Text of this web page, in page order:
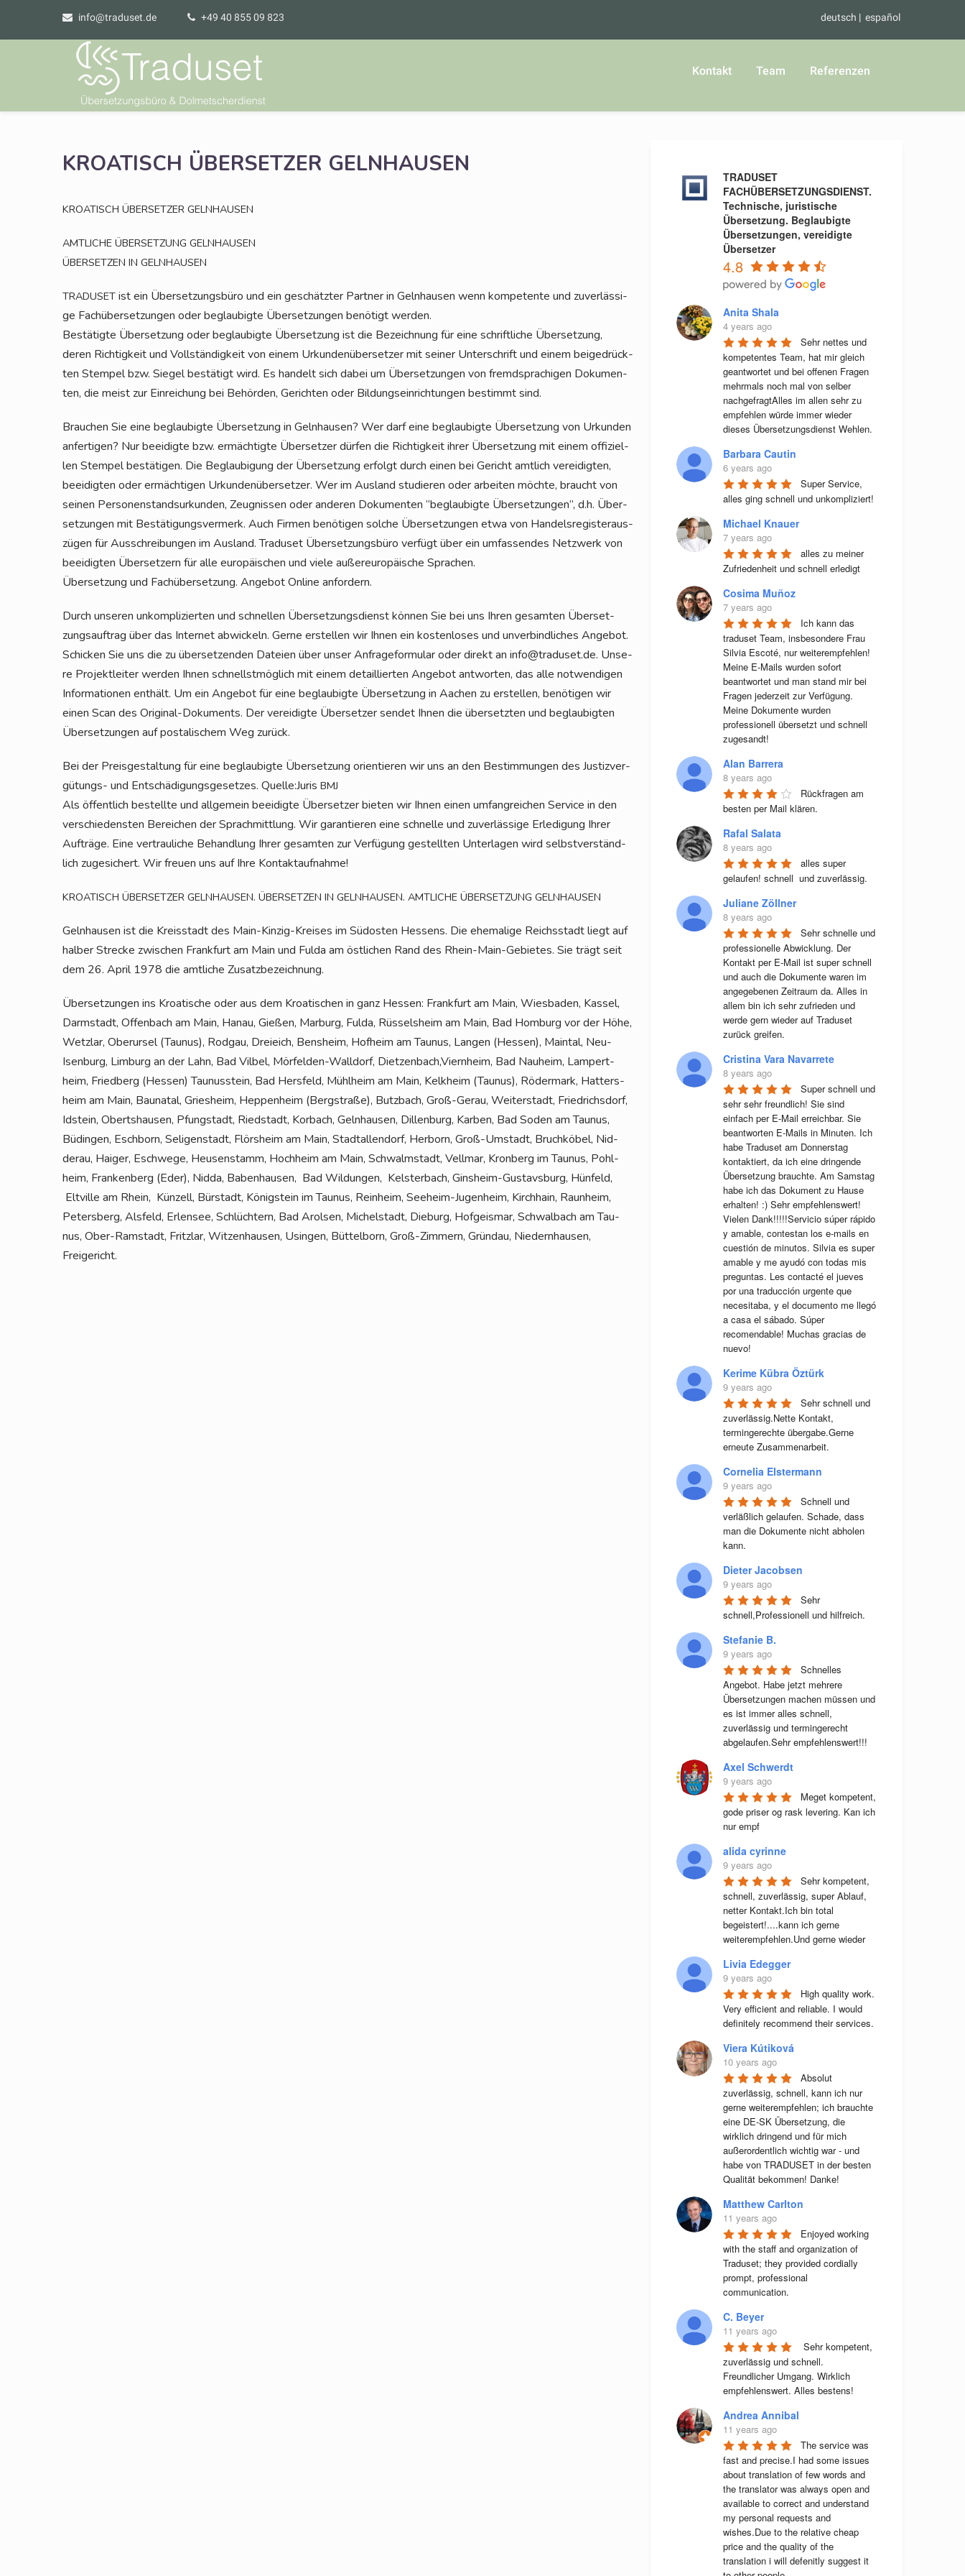
info@traduset.de +49 40 855 09 823 deutsch español
Kontakt Team Referenzen
KROATISCH ÜBERSETZER GELNHAUSEN
KROATISCH ÜBERSETZER GELNHAUSEN
AMTLICHE ÜBERSETZUNG GELNHAUSEN
ÜBERSETZEN IN GELNHAUSEN
TRADUSET ist ein Über­set­zungs­bü­ro und ein geschätz­ter Part­ner in Geln­hau­sen wenn kom­pe­ten­te und zuver­läs­si­
ge Fach­über­set­zun­gen oder beglau­big­te Über­set­zun­gen benö­tigt werden.
Bestä­tig­te Über­set­zung oder beglau­big­te Über­set­zung ist die Bezeich­nung für eine schrift­li­che Über­set­zung,
deren Rich­tig­keit und Voll­stän­dig­keit von einem Urkun­den­über­set­zer mit sei­ner Unter­schrift und einem bei­gedrück­
ten Stem­pel bzw. Sie­gel bestä­tigt wird. Es han­delt sich dabei um Über­set­zun­gen von fremd­spra­chi­gen Doku­men­
ten, die meist zur Ein­rei­chung bei Behör­den, Gerich­ten oder Bil­dungs­ein­rich­tun­gen bestimmt sind.
Brau­chen Sie eine beglau­big­te Über­set­zung in Geln­hau­sen? Wer darf eine beglau­big­te Über­set­zung von Urkun­den
anfer­ti­gen? Nur beei­dig­te bzw. ermäch­tig­te Über­set­zer dür­fen die Rich­tig­keit ihrer Über­set­zung mit einem offi­zi­el­
len Stem­pel bestä­ti­gen. Die Beglau­bi­gung der Über­set­zung erfolgt durch einen bei Gericht amt­lich ver­ei­dig­ten,
beei­dig­ten oder ermäch­ti­gen Urkun­den­über­set­zer. Wer im Aus­land stu­die­ren oder arbei­ten möch­te, braucht von
sei­nen Per­so­nen­stand­sur­kun­den, Zeug­nis­sen oder ande­ren Doku­men­ten “beglau­big­te Über­set­zun­gen”, d.h. Über­
set­zun­gen mit Bestä­ti­gungs­ver­merk. Auch Fir­men benö­ti­gen sol­che Über­set­zun­gen etwa von Han­dels­re­gis­ter­aus­
zü­gen für Aus­schrei­bun­gen im Aus­land. Tra­du­set Über­set­zungs­bü­ro ver­fügt über ein umfas­sen­des Netz­werk von
beei­dig­ten Über­set­zern für alle euro­päi­schen und vie­le außer­eu­ro­päi­sche Sprachen.
Über­set­zung und Fach­über­set­zung. Ange­bot Online anfordern.
Durch unse­ren unkom­pli­zier­ten und schnel­len Über­set­zungs­dienst kön­nen Sie bei uns Ihren gesam­ten Über­set­
zungs­auf­trag über das Inter­net abwi­ckeln. Ger­ne erstel­len wir Ihnen ein kos­ten­lo­ses und unver­bind­li­ches Ange­bot.
Schi­cken Sie uns die zu über­set­zen­den Datei­en über unser Anfra­ge­for­mu­lar oder direkt an info@traduset.de. Unse­
re Pro­jekt­lei­ter wer­den Ihnen schnellst­mög­lich mit einem detail­lier­ten Ange­bot ant­wor­ten, das alle not­wen­di­gen
Infor­ma­tio­nen ent­hält. Um ein Ange­bot für eine beglau­big­te Über­set­zung in Aachen zu erstel­len, benö­ti­gen wir
einen Scan des Ori­gi­nal-Doku­ments. Der ver­ei­dig­te Über­set­zer sen­det Ihnen die über­setz­ten und beglau­big­ten
Über­set­zun­gen auf pos­ta­li­schem Weg zurück.
Bei der Preis­ge­stal­tung für eine beglau­big­te Über­set­zung ori­en­tie­ren wir uns an den Bestim­mun­gen des Jus­tiz­ver­
gü­tungs- und Ent­schä­di­gungs­ge­set­zes. Quelle:Juris BMJ
Als öffent­lich bestell­te und all­ge­mein beei­dig­te Über­set­zer bie­ten wir Ihnen einen umfang­rei­chen Ser­vice in den
ver­schie­dens­ten Berei­chen der Sprach­mitt­lung. Wir garan­tie­ren eine schnel­le und zuver­läs­si­ge Erle­di­gung Ihrer
Auf­trä­ge. Eine ver­trau­li­che Behand­lung Ihrer gesam­ten zur Ver­fü­gung gestell­ten Unter­la­gen wird selbst­ver­ständ­
lich zuge­si­chert. Wir freu­en uns auf Ihre Kontaktaufnahme!
KROATISCH ÜBERSETZER GELNHAUSEN. ÜBERSETZEN IN GELNHAUSEN. AMTLICHE ÜBERSETZUNG GELNHAUSEN
Geln­hau­sen ist die Kreis­stadt des Main-Kin­zig-Krei­ses im Süd­os­ten Hes­sens. Die ehe­ma­li­ge Reichs­stadt liegt auf
hal­ber Stre­cke zwi­schen Frank­furt am Main und Ful­da am öst­li­chen Rand des Rhein-Main-Gebie­tes. Sie trägt seit
dem 26. April 1978 die amt­li­che Zusatzbezeichnung.
Über­set­zun­gen ins Kroa­ti­sche oder aus dem Kroa­ti­schen in ganz Hes­sen: Frank­furt am Main, Wies­ba­den, Kas­sel,
Darm­stadt, Offen­bach am Main, Hanau, Gie­ßen, Mar­burg, Ful­da, Rüs­sels­heim am Main, Bad Hom­burg vor der Höhe,
Wetz­lar, Ober­ur­sel (Tau­nus), Rod­gau, Drei­eich, Bens­heim, Hof­heim am Tau­nus, Lan­gen (Hes­sen), Main­tal, Neu-
Isen­burg, Lim­burg an der Lahn, Bad Vil­bel, Mör­fel­den-Wall­dorf, Dietzenbach,Viernheim, Bad Nau­heim, Lam­pert­
heim, Fried­berg (Hes­sen) Tau­nus­stein, Bad Hers­feld, Mühl­heim am Main, Kelk­heim (Tau­nus), Röder­mark, Hat­ters­
heim am Main, Bau­na­tal, Gries­heim, Hep­pen­heim (Berg­stra­ße), Butz­bach, Groß-Gerau, Wei­ter­stadt, Fried­richs­dorf,
Idstein, Oberts­hau­sen, Pfung­stadt, Ried­stadt, Kor­bach, Geln­hau­sen, Dil­len­burg, Kar­ben, Bad Soden am Tau­nus,
Büdin­gen, Esch­born, Seli­gen­stadt, Flörs­heim am Main, Stadt­al­len­dorf, Her­born, Groß-Umstadt, Bruch­kö­bel, Nid­
der­au, Hai­ger, Esch­we­ge, Heu­sen­stamm, Hoch­heim am Main, Schwalm­stadt, Vell­mar, Kron­berg im Tau­nus, Pohl­
heim, Fran­ken­berg (Eder), Nid­da, Baben­hau­sen, Bad Wil­dun­gen, Kels­ter­bach, Gins­heim-Gus­tavs­burg, Hün­feld,
Elt­ville am Rhein, Kün­zell, Bür­stadt, König­stein im Tau­nus, Rein­heim, See­heim-Jugenheim, Kirch­hain, Raun­heim,
Peters­berg, Als­feld, Erlen­see, Schlüch­tern, Bad Arol­sen, Michel­stadt, Die­burg, Hof­geis­mar, Schwal­bach am Tau­
nus, Ober-Ram­stadt, Fritz­lar, Wit­zen­hau­sen, Usin­gen, Büt­tel­born, Groß-Zim­mern, Gründau, Nie­dern­hau­sen,
Freigericht.
TRADUSET
FACHÜBERSETZUNGSDIENST.
Technische, juristische
Übersetzung. Beglaubigte
Übersetzungen, vereidigte
Übersetzer
4.8
Anita Shala
4 years ago
Sehr nettes und
kompetentes Team, hat mir gleich
geantwortet und bei offenen Fragen
mehrmals noch mal von selber
nachgefragtAlles im allen sehr zu
empfehlen würde immer wieder
dieses Übersetzungsdienst Wehlen.
Barbara Cautin
6 years ago
Super Service,
alles ging schnell und unkompliziert!
Michael Knauer
7 years ago
alles zu meiner
Zufriedenheit und schnell erledigt
Cosima Muñoz
7 years ago
Ich kann das
traduset Team, insbesondere Frau
Silvia Escoté, nur weiterempfehlen!
Meine E-Mails wurden sofort
beantwortet und man stand mir bei
Fragen jederzeit zur Verfügung.
Meine Dokumente wurden
professionell übersetzt und schnell
zugesandt!
Alan Barrera
8 years ago
Rückfragen am
besten per Mail klären.
Rafal Salata
8 years ago
alles super
gelaufen! schnell  und zuverlässig.
Juliane Zöllner
8 years ago
Sehr schnelle und
professionelle Abwicklung. Der
Kontakt per E-Mail ist super schnell
und auch die Dokumente waren im
angegebenen Zeitraum da. Alles in
allem bin ich sehr zufrieden und
werde gern wieder auf Traduset
zurück greifen.
Cristina Vara Navarrete
8 years ago
Super schnell und
sehr sehr freundlich! Sie sind
einfach per E-Mail erreichbar. Sie
beantworten E-Mails in Minuten. Ich
habe Traduset am Donnerstag
kontaktiert, da ich eine dringende
Übersetzung brauchte. Am Samstag
habe ich das Dokument zu Hause
erhalten! :) Sehr empfehlenswert!
Vielen Dank!!!!!Servicio súper rápido
y amable, contestan los e-mails en
cuestión de minutos. Silvia es super
amable y me ayudó con todas mis
preguntas. Les contacté el jueves
por una traducción urgente que
necesitaba, y el documento me llegó
a casa el sábado. Súper
recomendable! Muchas gracias de
nuevo!
Kerime Kübra Öztürk
9 years ago
Sehr schnell und
zuverlässig.Nette Kontakt,
termingerechte übergabe.Gerne
erneute Zusammenarbeit.
Cornelia Elstermann
9 years ago
Schnell und
verläßlich gelaufen. Schade, dass
man die Dokumente nicht abholen
kann.
Dieter Jacobsen
9 years ago
Sehr
schnell,Professionell und hilfreich.
Stefanie B.
9 years ago
Schnelles
Angebot. Habe jetzt mehrere
Übersetzungen machen müssen und
es ist immer alles schnell,
zuverlässig und termingerecht
abgelaufen.Sehr empfehlenswert!!!
Axel Schwerdt
9 years ago
Meget kompetent,
gode priser og rask levering. Kan ich
nur empf
alida cyrinne
9 years ago
Sehr kompetent,
schnell, zuverlässig, super Ablauf,
netter Kontakt.Ich bin total
begeistert!....kann ich gerne
weiterempfehlen.Und gerne wieder
Livia Edegger
9 years ago
High quality work.
Very efficient and reliable. I would
definitely recommend their services.
Viera Kútiková
10 years ago
Absolut
zuverlässig, schnell, kann ich nur
gerne weiterempfehlen; ich brauchte
eine DE-SK Übersetzung, die
wirklich dringend und für mich
außerordentlich wichtig war - und
habe von TRADUSET in der besten
Qualität bekommen! Danke!
Matthew Carlton
11 years ago
Enjoyed working
with the staff and organization of
Traduset; they provided cordially
prompt, professional
communication.
C. Beyer
11 years ago
Sehr kompetent,
zuverlässig und schnell.
Freundlicher Umgang. Wirklich
empfehlenswert. Alles bestens!
Andrea Annibal
11 years ago
The service was
fast and precise.I had some issues
about translation of few words and
the translator was always open and
available to correct and understand
my personal requests and
wishes.Due to the relative cheap
price and the quality of the
translation i will defenitly suggest it